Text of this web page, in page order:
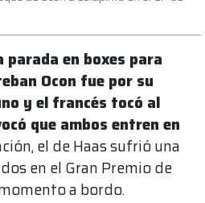
parada en boxes para
Ocon fue por su
y el francés tocó al
que ambos entren en
el de Haas sufrió una
en el Gran Premio de
a bordo.